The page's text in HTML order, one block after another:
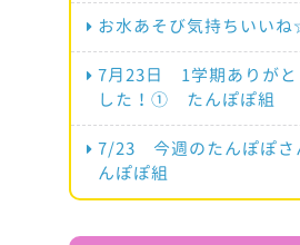
お水あそび気持ちいい
7月23日 1学期ありがと
した！① たんぽぽ組
7/23 今週のたんぽぽ
んぽぽ組